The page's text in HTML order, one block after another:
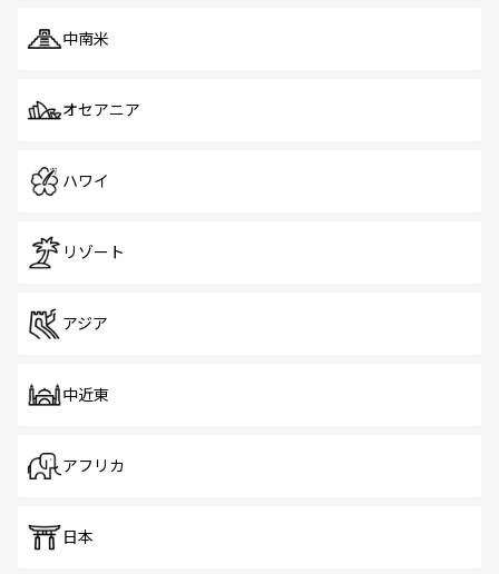
中南米
オセアニア
ハワイ
リゾート
アジア
中近東
アフリカ
日本